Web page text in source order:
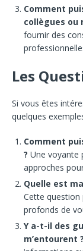
Comment
collègues ou
fournir des
Les
Si vous êtes
quelques
Comment
? Une voyante
approches
Quelle est
Cette question
profonds de
Y a-t-il des
m’entourent ?